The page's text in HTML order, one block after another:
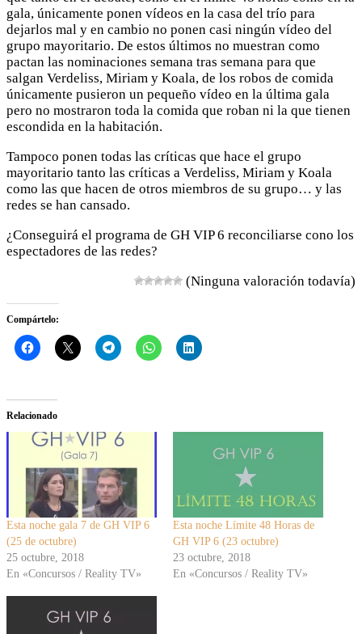
gala, únicamente ponen vídeos en la casa del trío para
dejarlos mal y en cambio no ponen casi ningún vídeo del
grupo mayoritario. De estos últimos no muestran como
pactan las nominaciones semana tras semana para que
salgan Verdeliss, Miriam y Koala, de los robos de comida
únicamente pusieron un pequeño vídeo en la última gala
pero no mostraron toda la comida que roban ni la que tienen
escondida en la habitación.
Tampoco ponen todas las críticas que hace el grupo
mayoritario tanto las críticas a Verdeliss, Miriam y Koala
como las que hacen de otros miembros de su grupo… y las
redes se han cansado.
¿Conseguirá el programa de GH VIP 6 reconciliarse cono los
espectadores de las redes?
(Ninguna valoración todavía)
Compártelo:
Relacionado
Esta noche gala 7 de GH VIP 6
(25 de octubre)
25 octubre, 2018
En «Concursos / Reality TV»
Esta noche Límite 48 Horas de
GH VIP 6 (23 octubre)
23 octubre, 2018
En «Concursos / Reality TV»